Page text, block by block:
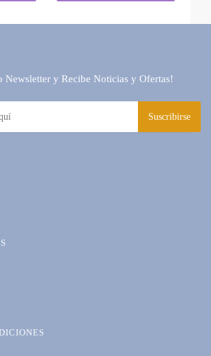
Newsletter y Recibe Noticias y Ofertas!